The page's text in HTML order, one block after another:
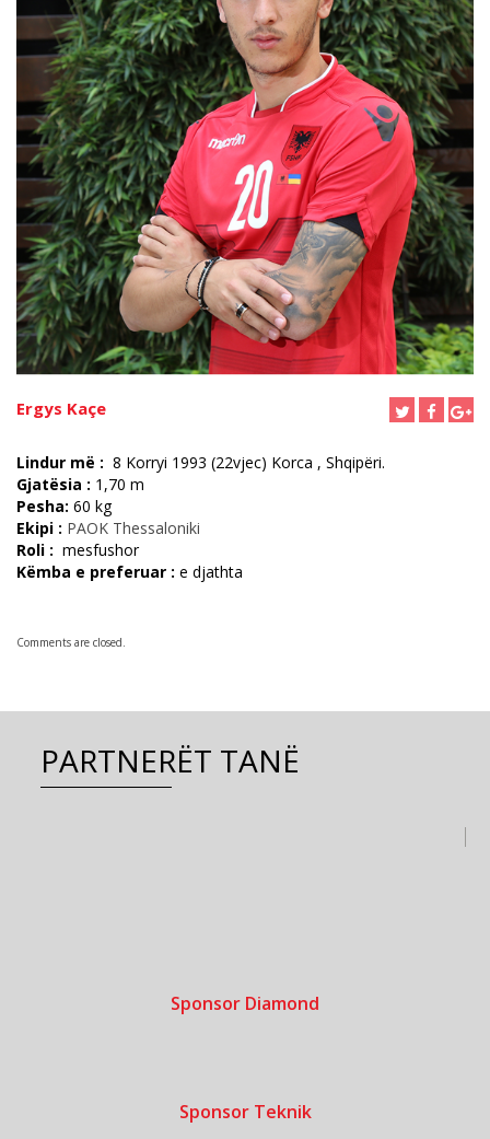
Ergys Kaçe
Lindur më : 8 Korryi 1993 (22vjec) Korca , Shqipëri.
Gjatësia : 1,70 m
Pesha: 60 kg
Ekipi : PAOK Thessaloniki
Roli : mesfushor
Këmba e preferuar : e djathta
Comments are closed.
PARTNERËT TANË
Sponsor Diamond
Sponsor Teknik